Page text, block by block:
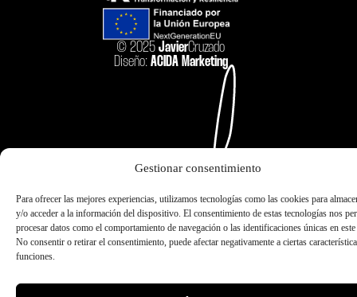
Gestionar consentimiento
Para ofrecer las mejores experiencias, utilizamos tecnologías como las cookies para
y/o acceder a la información del dispositivo. El consentimiento de estas tecnologías nos
procesar datos como el comportamiento de navegación o las identificaciones únicas en
No consentir o retirar el consentimiento, puede afectar negativamente a ciertas
funciones.
© 2025 JavierCruzado
Diseño: ACIDA Marketing